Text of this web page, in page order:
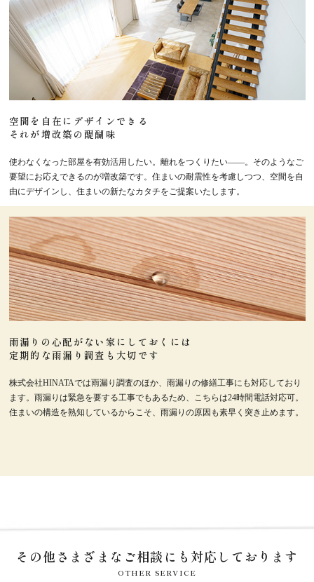
空間を自在にデザインできる
それが増改築の醍醐味
使わなくなった部屋を有効活用したい。離れをつくりたい――。そのようなご
要望にお応えできるのが増改築です。住まいの耐震性を考慮しつつ、空間を自
由にデザインし、住まいの新たなカタチをご提案いたします。
雨漏りの心配がない家にしておくには
定期的な雨漏り調査も大切です
株式会社HINATAでは雨漏り調査のほか、雨漏りの修繕工事にも対応しており
ます。雨漏りは緊急を要する工事でもあるため、こちらは24時間電話対応可。
住まいの構造を熟知しているからこそ、雨漏りの原因も素早く突き止めます。
その他さまざまなご相談にも対応しております
OTHER SERVICE